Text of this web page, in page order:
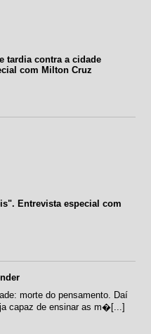
tardia contra a cidade
com Milton Cruz
Entrevista especial com
morte do pensamento. Daí
capaz de ensinar as m�[...]